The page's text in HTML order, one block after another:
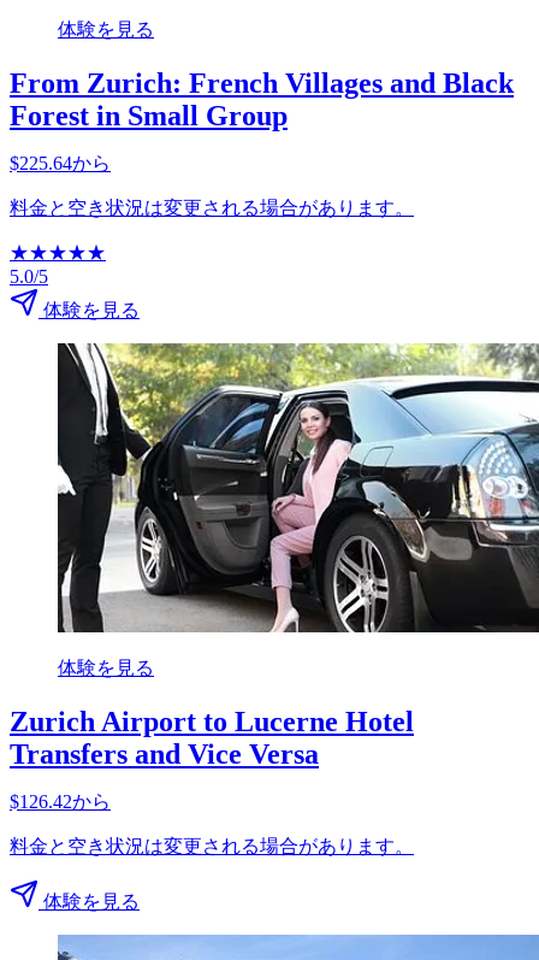
体験を見る
From Zurich: French Villages and Black
Forest in Small Group
$225.64から
料金と空き状況は変更される場合があります。
★★★★★
5.0/5
体験を見る
体験を見る
Zurich Airport to Lucerne Hotel
Transfers and Vice Versa
$126.42から
料金と空き状況は変更される場合があります。
体験を見る